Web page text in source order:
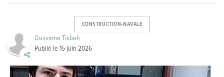
CONSTRUCTION-NAVALE
Oussama Tisbah
Publié le15 juin 2026